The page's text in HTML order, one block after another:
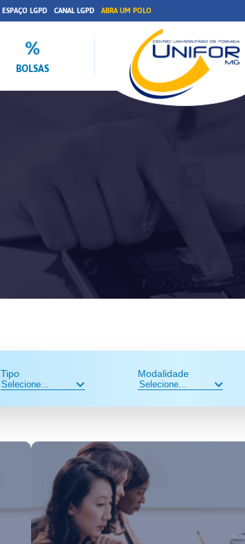
ESPAÇO LGPD CANAL LGPD ABRA UM POLO
BOLSAS
Tipo Modalidade